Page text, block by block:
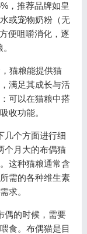
，推荐品牌如皇
或宠物奶粉（无
便咀嚼消化，逐
猫粮能提供猫
满足其成长与活
可以在猫粮中搭
收功能。
几个方面进行细
个月大的布偶猫
这种猫粮通常含
需的各种维生素
求。
偶的时候，需要
食。布偶猫是目